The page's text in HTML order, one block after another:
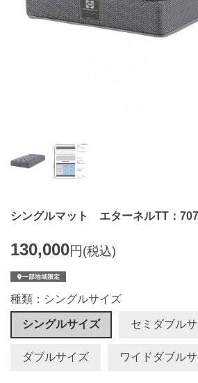
シングルマット エターネルTT：
130,000円 (税込)
種類：シングルサイズ
シングルサイズ セミダブル
ダブルサイズ ワイドダブル